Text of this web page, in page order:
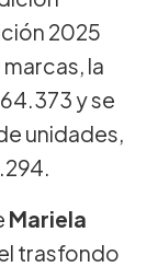
2025
la
y se
unidades,
Mariela
trasfondo